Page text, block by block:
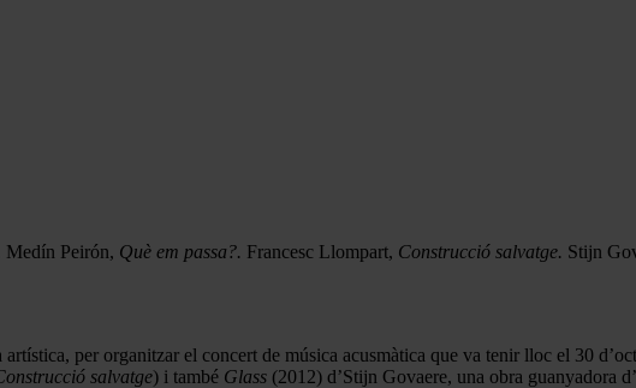
Medín Peirón, Què em passa?. Francesc Llompart, Construcció salvatge. Stijn
per organitzar el concert de música acusmàtica que va tenir lloc el 30
salvatge) i també Glass (2012) d’Stijn Govaere, una obra guanyadora